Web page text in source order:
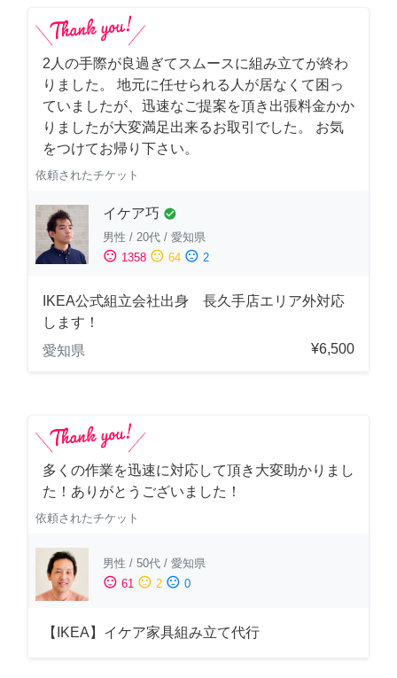
2人の手際が良過ぎてスムースに組み立てが終わ
りました。 地元に任せられる人が居なくて困っ
ていましたが、迅速なご提案を頂き出張料金かか
りましたが大変満足出来るお取引でした。 お気
をつけてお帰り下さい。
依頼されたチケット
イケア巧 check_circle
男性 / 20代 / 愛知県
sentiment_satisfied 1358 sentiment_neutral 64 sentiment_dissatisfied 2
IKEA公式組立会社出身 長久手店エリア外対応
します！
愛知県
¥6,500
多くの作業を迅速に対応して頂き大変助かりまし
た！ありがとうございました！
依頼されたチケット
男性 / 50代 / 愛知県
sentiment_satisfied 61 sentiment_neutral 2 sentiment_dissatisfied 0
【IKEA】イケア家具組み立て代行